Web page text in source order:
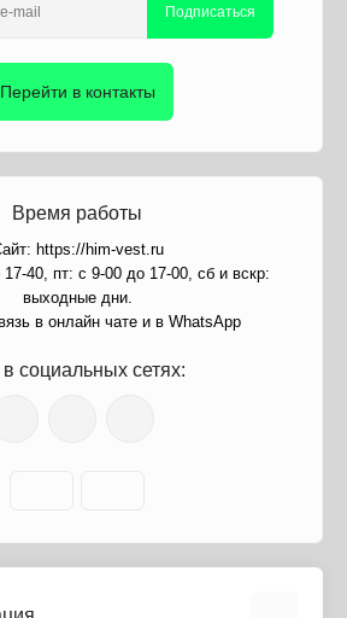
Подписаться
Перейти в контакты
Время работы
https://him-vest.ru
40, пт: с 9-00 до 17-00, сб и вскр:
выходные дни.
в онлайн чате и в WhatsApp
социальных сетях: